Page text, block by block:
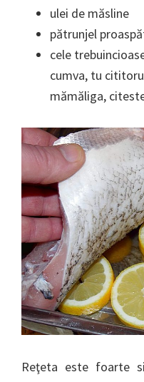
ulei de măsline
pătrunjel
cele
cumva, tu
mămăliga,
Reţeta este foarte